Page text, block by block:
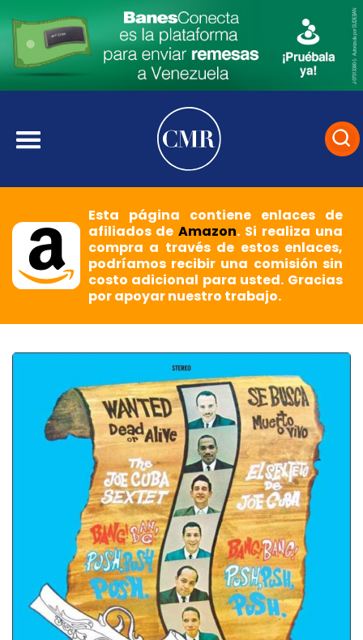
Esta página contiene enlaces de
afiliados deAmazon. Si realiza una
compra a través de estos enlaces,
podríamos recibir una comisión sin
costo adicional para usted. Gracias
por apoyar nuestro trabajo.